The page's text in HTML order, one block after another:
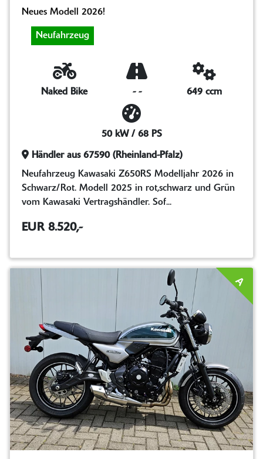
Neues Modell 2026!
Neufahrzeug
Naked Bike - - 649 ccm
50 kW / 68 PS
Händler aus 67590 (Rheinland-Pfalz)
Neufahrzeug Kawasaki Z650RS Modelljahr 2026 in
Schwarz/Rot. Modell 2025 in rot,schwarz und Grün
vom Kawasaki Vertragshändler. Sof...
EUR 8.520,-
A